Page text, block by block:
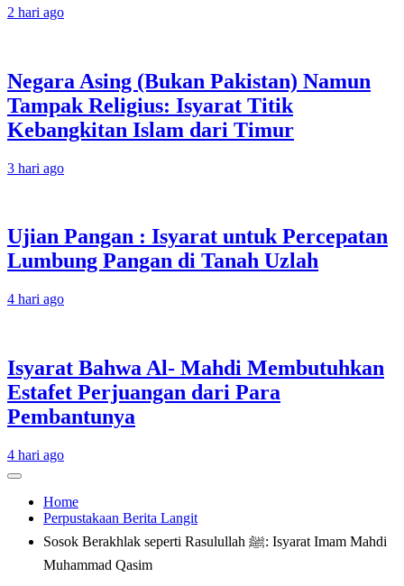
2 hari ago
Negara Asing (Bukan Pakistan) Namun
Tampak Religius: Isyarat Titik
Kebangkitan Islam dari Timur
3 hari ago
Ujian Pangan : Isyarat untuk Percepatan
Lumbung Pangan di Tanah Uzlah
4 hari ago
Isyarat Bahwa Al- Mahdi Membutuhkan
Estafet Perjuangan dari Para
Pembantunya
4 hari ago
Home
Perpustakaan Berita Langit
Sosok Berakhlak seperti Rasulullah ﷺ: Isyarat Imam Mahdi
Muhammad Qasim